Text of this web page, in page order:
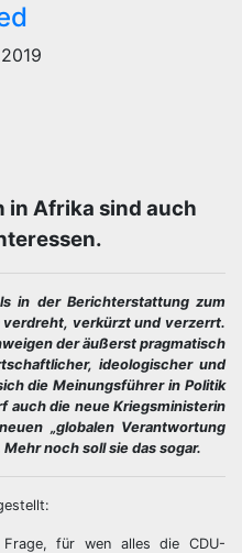
in Afrika sind auch
in der Berichterstattung zum
verdreht, verkürzt und verzerrt.
der äußerst pragmatisch
ideologischer und
die Meinungsführer in Politik
auch die neue Kriegsministerin
„globalen Verantwortung
noch soll sie das sogar.
für wen alles die CDU-